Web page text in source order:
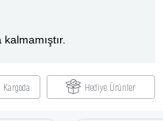
Kargoda Hediye Ürünler